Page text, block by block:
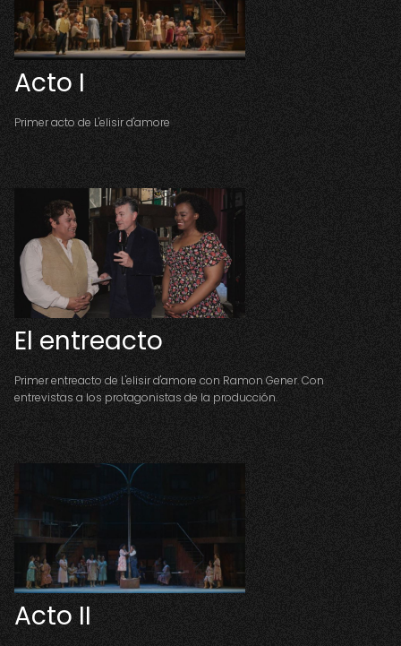
Acto I
Primer acto de L'elisir d'amore
El entreacto
Primer entreacto de L'elisir d'amore con Ramon Gener. Con
entrevistas a los protagonistas de la producción.
Acto II